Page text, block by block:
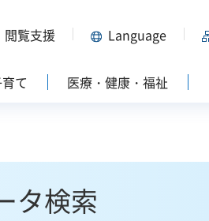
閲覧支援 Language
て 医療・健康・福祉
タ検索